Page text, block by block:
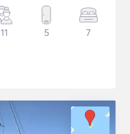
11 5 7